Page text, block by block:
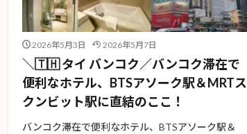
2026年5月3日 2026年5月7日
＼🇹🇭 タイ バンコク／バンコク滞在で
便利なホテル、BTSアソーク駅＆MRTス
クンビット駅に直結のここ！
バンコク滞在で便利なホテル、BTSアソーク駅＆